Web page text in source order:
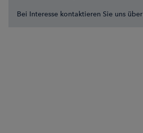
Bei Interesse kontaktieren Sie uns über